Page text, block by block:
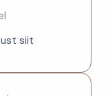
siit